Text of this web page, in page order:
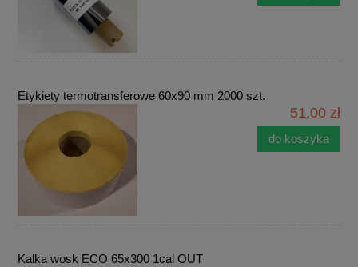
Etykiety termotransferowe 60x90 mm 2000 szt.
51,00 zł
do koszyka
Kalka wosk ECO 65x300 1cal OUT